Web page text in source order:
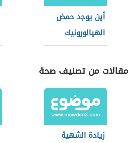
أين يوجد حمض
الهيالورونيك
مقالات من تصنيف صحة
زيادة الشهية